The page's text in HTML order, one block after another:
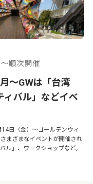
順次開催
〜GWは「台湾
ィバル」などイベ
日（金）〜ゴールデンウィ
まざまなイベントが開催され
ル」、ワークショップなど。